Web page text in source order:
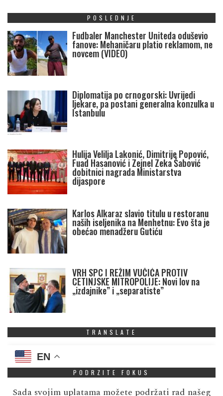
POSLEDNJE
Fudbaler Manchester Uniteda oduševio
fanove: Mehaničaru platio reklamom, ne
novcem (VIDEO)
Diplomatija po crnogorski: Uvrijedi
ljekare, pa postani generalna konzulka u
Istanbulu
Hulija Velilja Lakonić, Dimitrije Popović,
Fuad Hasanović i Zejnel Zeka Šabović
dobitnici nagrada Ministarstva
dijaspore
Karlos Alkaraz slavio titulu u restoranu
naših iseljenika na Menhetnu: Evo šta je
obećao menadžeru Gutiću
VRH SPC I REŽIM VUČIĆA PROTIV
CETINJSKE MITROPOLIJE: Novi lov na
„izdajnike” i „separatiste”
TRANSLATE
EN
PODRZITE FOKUS
Sada svojim uplatama možete podržati rad našeg